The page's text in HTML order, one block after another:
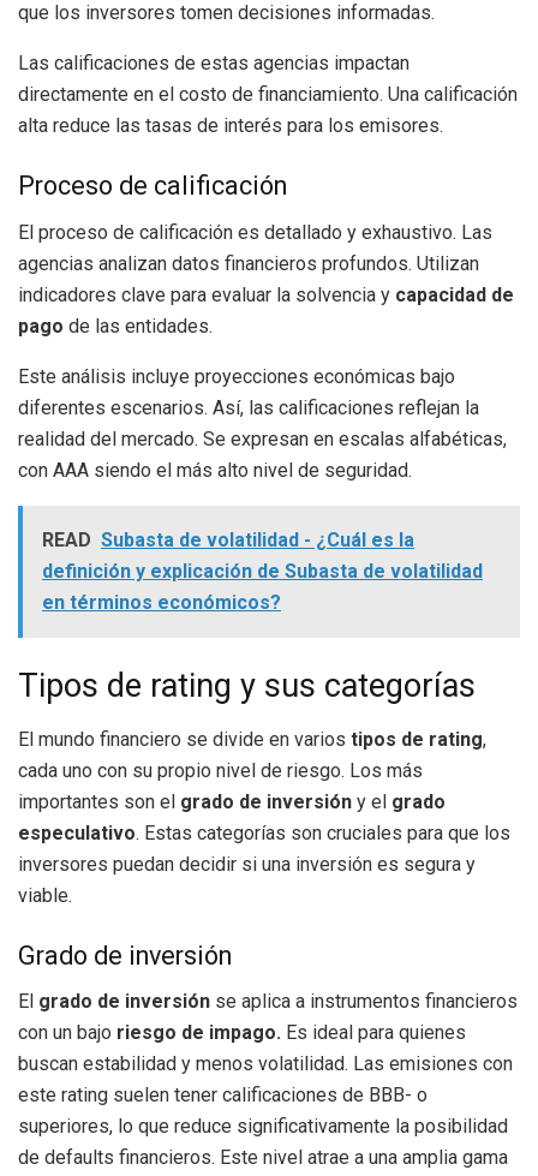
que los inversores tomen decisiones informadas.
Las calificaciones de estas agencias impactan
directamente en el costo de financiamiento. Una calificación
alta reduce las tasas de interés para los emisores.
Proceso de calificación
El proceso de calificación es detallado y exhaustivo. Las
agencias analizan datos financieros profundos. Utilizan
indicadores clave para evaluar la solvencia y capacidad de
pago de las entidades.
Este análisis incluye proyecciones económicas bajo
diferentes escenarios. Así, las calificaciones reflejan la
realidad del mercado. Se expresan en escalas alfabéticas,
con AAA siendo el más alto nivel de seguridad.
READ Subasta de volatilidad - ¿Cuál es la
definición y explicación de Subasta de volatilidad
en términos económicos?
Tipos de rating y sus categorías
El mundo financiero se divide en varios tipos de rating,
cada uno con su propio nivel de riesgo. Los más
importantes son el grado de inversión y el grado
especulativo. Estas categorías son cruciales para que los
inversores puedan decidir si una inversión es segura y
viable.
Grado de inversión
El grado de inversión se aplica a instrumentos financieros
con un bajo riesgo de impago. Es ideal para quienes
buscan estabilidad y menos volatilidad. Las emisiones con
este rating suelen tener calificaciones de BBB- o
superiores, lo que reduce significativamente la posibilidad
de defaults financieros. Este nivel atrae a una amplia gama